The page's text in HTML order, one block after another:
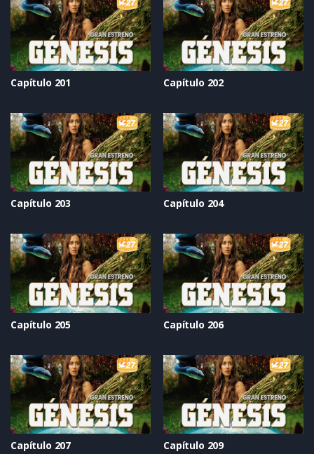
Capítulo 201 Capítulo 202
Capítulo 203 Capítulo 204
Capítulo 205 Capítulo 206
Capítulo 207 Capítulo 209